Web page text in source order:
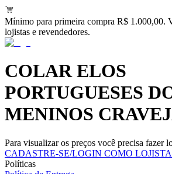
Mínimo para primeira compra R$ 1.000,00.
lojistas e revendedores.
COLAR ELOS
PORTUGUESES
MENINOS
Para visualizar os preços você precisa fazer
CADASTRE-SE/LOGIN COMO LOJISTA
Políticas